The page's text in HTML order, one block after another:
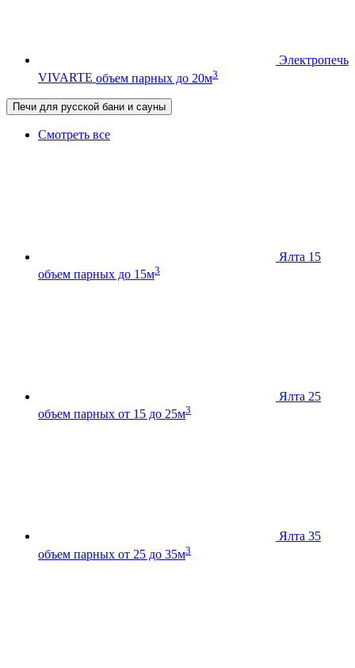
Электропечь
VIVARTE объем парных до 20м3
Печи для русской бани и сауны
Смотреть все
Ялта 15
объем парных до 15м3
Ялта 25
объем парных от 15 до 25м3
Ялта 35
объем парных от 25 до 35м3